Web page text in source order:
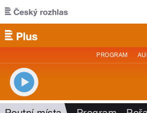
Přejít k hlavnímu obsahu
PROGRAM